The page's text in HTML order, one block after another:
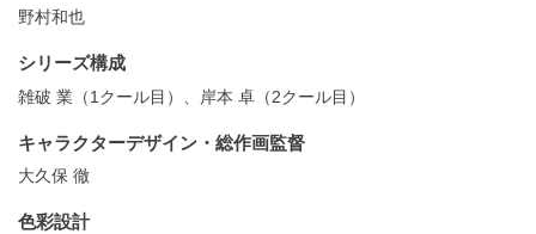
野村和也
シリーズ構成
雑破 業（1クール目）、岸本 卓（2クール目）
キャラクターデザイン・総作画監督
大久保 徹
色彩設計